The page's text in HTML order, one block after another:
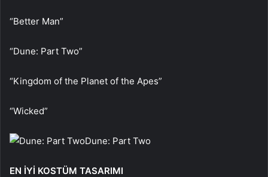
“Better Man”
“Dune: Part Two”
“Kingdom of the Planet of the Apes”
“Wicked”
Dune: Part Two
EN İYİ KOSTÜM TASARIMI